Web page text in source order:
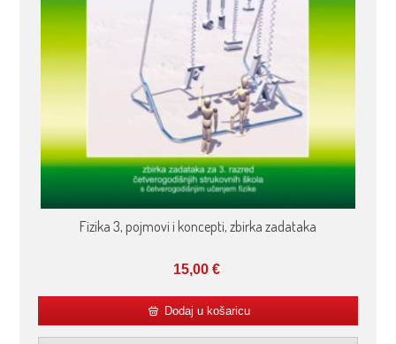
Fizika 3, pojmovi i koncepti, zbirka zadataka
15,00 €
Dodaj u košaricu